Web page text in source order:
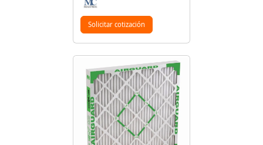
Solicitar cotización